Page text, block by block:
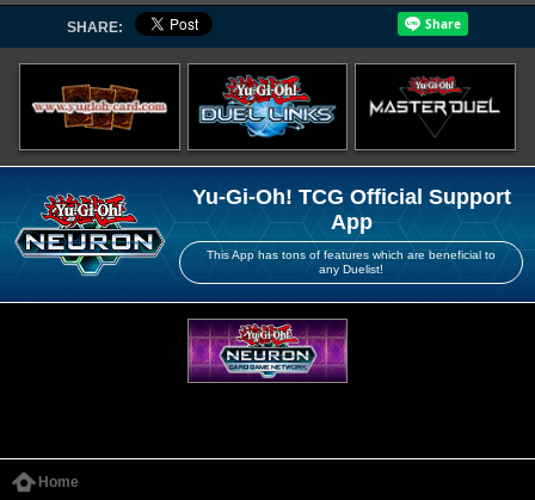
SHARE:
Yu-Gi-Oh! TCG Official Support
App
This App has tons of features which are beneficial to
any Duelist!
Home